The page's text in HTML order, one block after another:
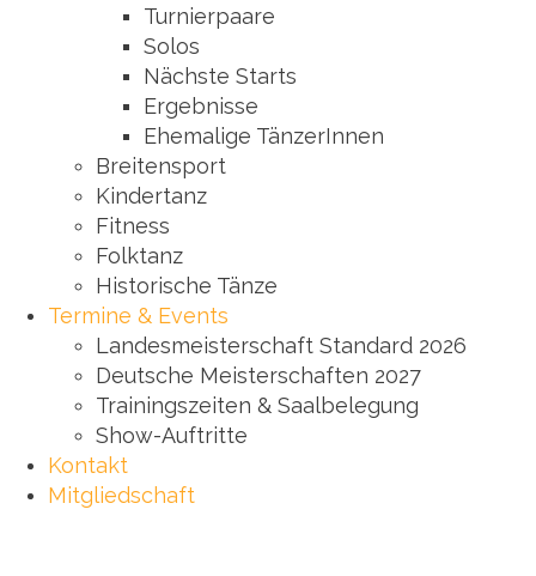
Turnierpaare
Solos
Nächste Starts
Ergebnisse
Ehemalige TänzerInnen
Breitensport
Kindertanz
Fitness
Folktanz
Historische Tänze
Termine & Events
Landesmeisterschaft Standard 2026
Deutsche Meisterschaften 2027
Trainingszeiten & Saalbelegung
Show-Auftritte
Kontakt
Mitgliedschaft